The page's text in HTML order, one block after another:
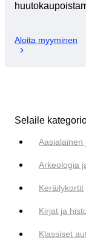
Aloita myyminen
Selaile
Aasialainen
Arkeologia
Keräilykortit
Kirjat ja
Klassiset